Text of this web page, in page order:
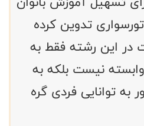
تدوین کرده
این رشته فقط به
نیست بلکه به
به توانایی فردی گره